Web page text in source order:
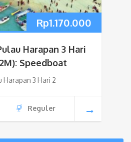
Rp1.170.000
Harapan 3 Hari
Speedboat
3 Hari 2
Reguler